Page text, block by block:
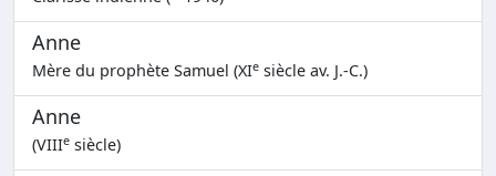
Anne
Mère du prophète Samuel (XIe siècle av. J.-C.)
Anne
(VIIIe siècle)